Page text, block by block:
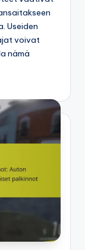
Useiden
voivat
nämä